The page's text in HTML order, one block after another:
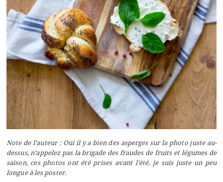
Note de l’auteur : Oui il y a bien des asperges sur la photo juste au-
dessus, n’appelez pas la brigade des fraudes de fruits et légumes de
saison, ces photos ont été prises avant l’été, je suis juste un peu
longue à les poster.